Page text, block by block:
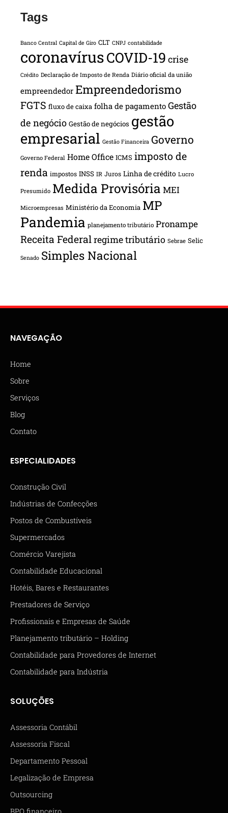
Tags
Banco Central Capital de Giro CLT CNPJ contabilidade
coronavírusCOVID-19 crise
Crédito Declaração de Imposto de Renda Diário oficial da união
empreendedor Empreendedorismo
FGTS fluxo de caixa folha de pagamento Gestão
de negócio Gestão de negócios gestão
empresarial Gestão Financeira Governo
Governo Federal Home Office ICMS imposto de
renda impostos INSS IR Juros Linha de crédito Lucro
Presumido Medida Provisória MEI
Microempresas Ministério da Economia MP
Pandemia planejamento tributário Pronampe
Receita Federalregime tributário Sebrae Selic
Senado Simples Nacional
NAVEGAÇÃO
Home
Sobre
Serviços
Blog
Contato
ESPECIALIDADES
Construção Civil
Indústrias de Confecções
Postos de Combustíveis
Supermercados
Comércio Varejista
Contabilidade Educacional
Hotéis, Bares e Restaurantes
Prestadores de Serviço
Profissionais e Empresas de Saúde
Planejamento tributário – Holding
Contabilidade para Provedores de Internet
Contabilidade para Indústria
SOLUÇÕES
Assessoria Contábil
Assessoria Fiscal
Departamento Pessoal
Legalização de Empresa
Outsourcing